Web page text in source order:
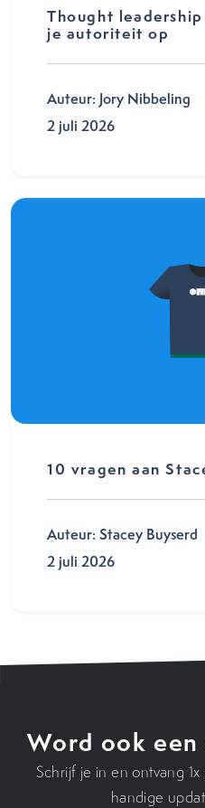
Thought
je autoriteit op
Auteur: Jory Nibbeling
2 juli 2026
10 vragen aan
Auteur: Stacey Buyserd
2 juli 2026
Word ook
Schrijf je in en ontvang
handige